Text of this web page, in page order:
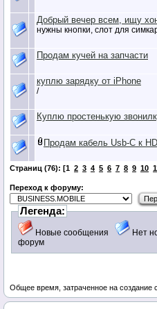
Добрый вечер всем, ищу
нужны кнопки, слот для
Продам кучей на запчасти
куплю зарядку от iPhone
/
Куплю простенькую
Продам кабель Usb-С к
Страниц (76): [1 2 3 4 5 6 7 8 9 10
Переход к форуму:
Легенда:
Новые сообщения Нет
форум
Общее время, затраченное на создание